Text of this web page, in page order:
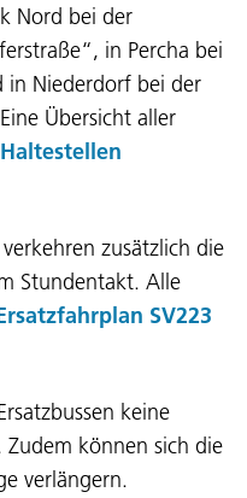
policy
Nord bei der
in Percha bei
in Niederdorf bei der
Übersicht aller
Haltestellen
zusätzlich die
Stundentakt. Alle
SV223
keine
können sich die
verlängern.